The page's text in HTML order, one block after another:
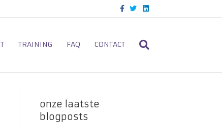
c
o
o
T
i
e
L
n
d
TRAINING FAQ CONTACT
onze laatste
blogposts